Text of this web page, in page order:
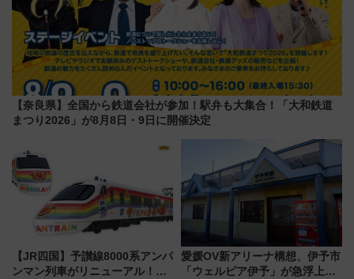
【奈良県】全国から鉄道会社が参加！駅弁も大集合！「大和鉄道
まつり2026」が8月8日・9日に開催決定
【JR四国】予讃線8000系アンパ
ンマン列車がリニューアル！内
愛媛OV新アリーナ構想、伊予市
「ウェルピア伊予」が急浮上！